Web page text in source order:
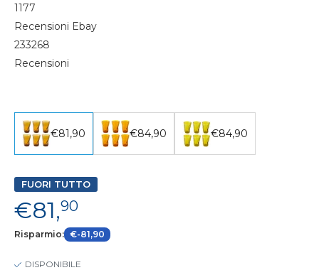
1177
Recensioni Ebay
233268
Recensioni
€81,90 €84,90 €84,90
FUORI TUTTO
€81,90
Risparmio: €-81,90
DISPONIBILE